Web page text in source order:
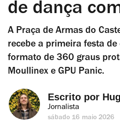
de dança
A Praça de Armas do
recebe a primeira festa
formato de 360 graus
Moullinex e GPU Panic.
Escrito por
Jornalista
sábado 16 maio 2026